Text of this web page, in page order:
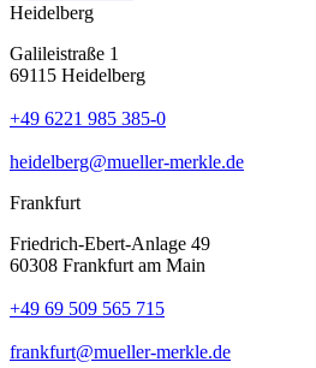
Heidelberg
Galileistraße 1
69115 Heidelberg
+49 6221 985 385-0
heidelberg@mueller-merkle.de
Frankfurt
Friedrich-Ebert-Anlage 49
60308 Frankfurt am Main
+49 69 509 565 715
frankfurt@mueller-merkle.de